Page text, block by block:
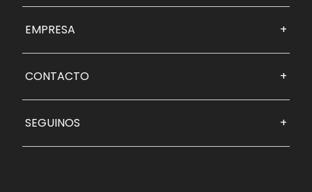
EMPRESA +
CONTACTO +
SEGUINOS +